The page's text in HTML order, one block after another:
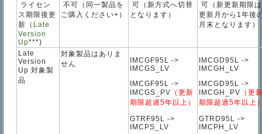
ライセン
ス期限後更
新（ Late
Version
Up***)
不可（同一製品を
ご購入ください+）
可（新方式へ切替
となります）
可（新更新期限は
更新月から1年後
月末となります）
Late
Version
Up 対象製
品
対象製品はありま
せん
IMCGF95L ->
IMCGS_LV
IMCGF95L ->
IMCGS_PV （更新
期限超過5年以上）
GTRF95L ->
IMCPS_LV
IMCGD95L ->
IMCGH_LV
IMCGD95L ->
IMCGH_PV （更
期限超過5年以上
GTRD95L ->
IMCPH_LV